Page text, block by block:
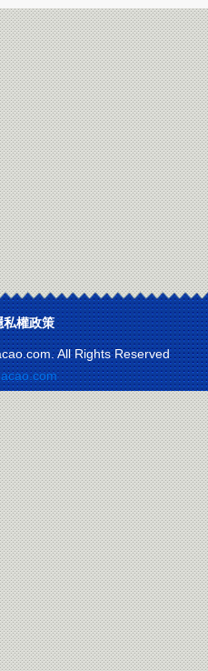
私權政策
All Rights Reserved